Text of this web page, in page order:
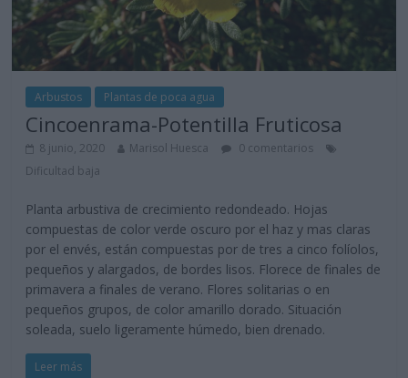
Arbustos Plantas de poca agua
Cincoenrama-Potentilla Fruticosa
8 junio, 2020 Marisol Huesca
0 comentarios
Dificultad baja
Planta arbustiva de crecimiento redondeado. Hojas
compuestas de color verde oscuro por el haz y mas claras
por el envés, están compuestas por de tres a cinco folíolos,
pequeños y alargados, de bordes lisos. Florece de finales de
primavera a finales de verano. Flores solitarias o en
pequeños grupos, de color amarillo dorado. Situación
soleada, suelo ligeramente húmedo, bien drenado.
Leer más